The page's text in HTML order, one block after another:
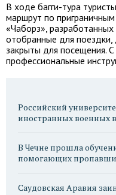
В ходе багги-тура
маршрут по
«Чаборз»,
отобранные для
закрыты для посещения.
профессиональные
Российский
иностранных военных в
В Чечне прошла
помогающих
Саудовская Аравия